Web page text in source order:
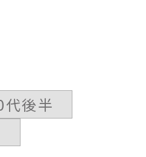
代後半